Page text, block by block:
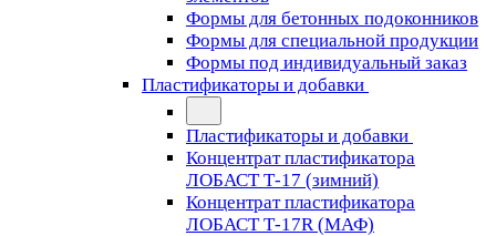
Формы для бетонных подоконников
Формы для специальной продукции
Формы под индивидуальный заказ
Пластификаторы и добавки
Пластификаторы и добавки
Концентрат пластификатора
ЛОБАСТ Т-17 (зимний)
Концентрат пластификатора
ЛОБАСТ Т-17R (МАФ)